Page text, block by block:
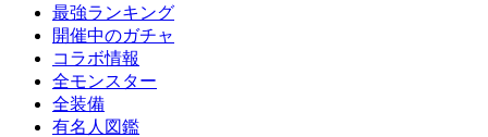
最強ランキング
開催中のガチャ
コラボ情報
全モンスター
全装備
有名人図鑑